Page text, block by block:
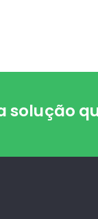
solução